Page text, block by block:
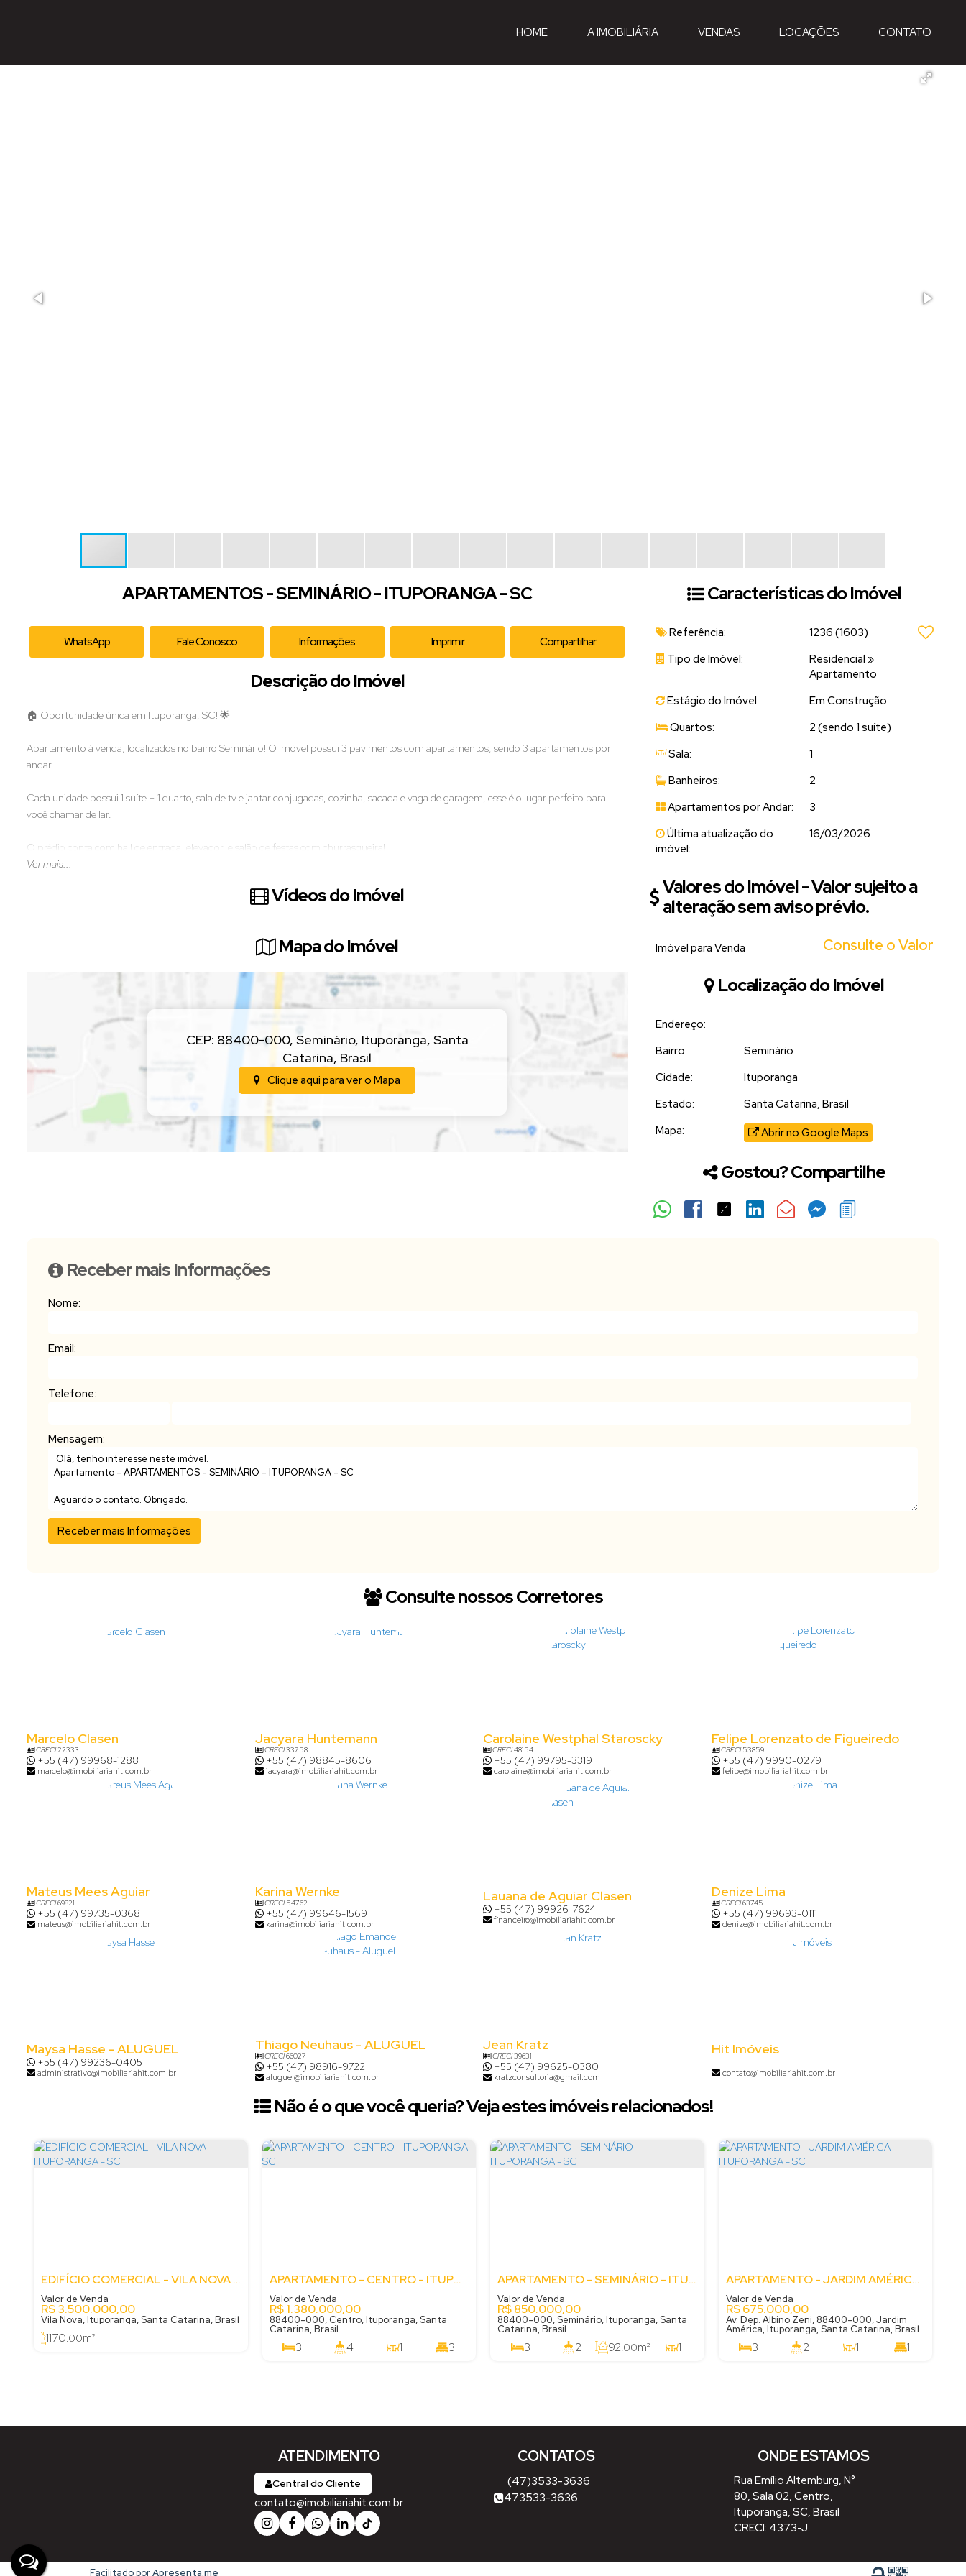
CONTATO
LOCAÇÕES
VENDAS
A IMOBILIÁRIA
HOME
APARTAMENTOS - SEMINÁRIO - ITUPORANGA - SC
WhatsApp Fale Conosco Informações Imprimir Compartilhar
Descrição do Imóvel
🏠 Oportunidade única em Ituporanga, SC! 🌟
Apartamento à venda, localizados no bairro Seminário! O imóvel possui 3 pavimentos com apartamentos, sendo 3 apartamentos por
andar.
Cada unidade possui 1 suíte + 1 quarto, sala de tv e jantar conjugadas, cozinha, sacada e vaga de garagem, esse é o lugar perfeito para
você chamar de lar.
O prédio conta com hall de entrada, elevador, e salão de festas com churrasqueira!
Não perca essa chance de adquirir o seu próprio pedacinho do paraíso em Ituporanga. Agende já a sua visita! 📞🏡
Ver mais...
Vídeos do Imóvel
Mapa do Imóvel
CEP: 88400-000, Seminário, Ituporanga, Santa
Catarina, Brasil
Clique aqui para ver o Mapa
Características do Imóvel
Referência: 1236 (1603)
Tipo de Imóvel:
Residencial »
Apartamento
Estágio do Imóvel:
Em Construção
Quartos:
2 (sendo 1 suíte)
Sala:
1
Banheiros:
2
Apartamentos por Andar:
3
Última atualização do
imóvel:
16/03/2026
Valores do Imóvel - Valor sujeito a
alteração sem aviso prévio.
Consulte o Valor
Imóvel para Venda
Localização do Imóvel
Endereço:
Bairro:
Seminário
Cidade:
Ituporanga
Estado:
Santa Catarina, Brasil
Mapa:
Abrir no Google Maps
Gostou? Compartilhe
Receber mais Informações
Nome:
Email:
Telefone:
Mensagem:
Consulte nossos Corretores
Marcelo Clasen
CRECI22333
+55 (47) 99968-1288
marcelo@imobiliariahit.com.br
Jacyara Huntemann
CRECI33758
+55 (47) 98845-8606
jacyara@imobiliariahit.com.br
Carolaine Westphal Staroscky
CRECI48154
+55 (47) 99795-3319
carolaine@imobiliariahit.com.br
Felipe Lorenzato de Figueiredo
CRECI53859
+55 (47) 9990-0279
felipe@imobiliariahit.com.br
Mateus Mees Aguiar
CRECI69821
+55 (47) 99735-0368
mateus@imobiliariahit.com.br
Karina Wernke
CRECI54762
+55 (47) 99646-1569
karina@imobiliariahit.com.br
Lauana de Aguiar Clasen
+55 (47) 99926-7624
financeiro@imobiliariahit.com.br
Denize Lima
CRECI63745
+55 (47) 99693-0111
denize@imobiliariahit.com.br
Maysa Hasse - ALUGUEL
+55 (47) 99236-0405
administrativo@imobiliariahit.com.br
Thiago Neuhaus - ALUGUEL
CRECI66027
+55 (47) 98916-9722
aluguel@imobiliariahit.com.br
Jean Kratz
CRECI39631
+55 (47) 99625-0380
kratzconsultoria@gmail.com
Hit Imóveis
contato@imobiliariahit.com.br
Não é o que você queria? Veja estes imóveis relacionados!
EDIFÍCIO COMERCIAL - VILA NOVA - ITUPORANGA - SC
R$3.500.000,00
Valor de Venda
Vila Nova, Ituporanga, Santa Catarina, Brasil
1170.00m²
APARTAMENTO - CENTRO - ITUPORANGA - SC
R$1.380.000,00
Valor de Venda
88400-000, Centro, Ituporanga, Santa
Catarina, Brasil
3 4 1
3
APARTAMENTO - SEMINÁRIO - ITUPORANGA - SC
R$850.000,00
Valor de Venda
88400-000, Seminário, Ituporanga, Santa
Catarina, Brasil
3 2 92.00m²
1
APARTAMENTO - JARDIM AMÉRICA - ITUPORANGA - SC
R$675.000,00
Valor de Venda
Av. Dep. Albino Zeni, 88400-000, Jardim
América, Ituporanga, Santa Catarina, Brasil
3 2 1
1
ATENDIMENTO
Central do Cliente
contato@imobiliariahit.com.br
CONTATOS
(47)3533-3636
473533-3636
ONDE ESTAMOS
Rua Emílio Altemburg, N°
80, Sala 02, Centro,
Ituporanga, SC, Brasil
CRECI: 4373-J
Facilitado porApresenta.me